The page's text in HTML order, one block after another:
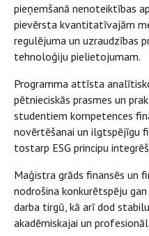
pieņemšanā nenoteiktības
pievērsta kvantitatīvajām
regulējuma un uzraudzības
tehnoloģiju pielietojumam.
Programma attīsta
pētnieciskās prasmes un
studentiem kompetences
novērtēšanai un ilgtspējīgu
tostarp ESG principu
Maģistra grāds finansēs un
nodrošina konkurētspēju
darba tirgū, kā arī dod
akadēmiskajai un